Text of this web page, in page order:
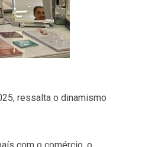
ressalta o dinamismo